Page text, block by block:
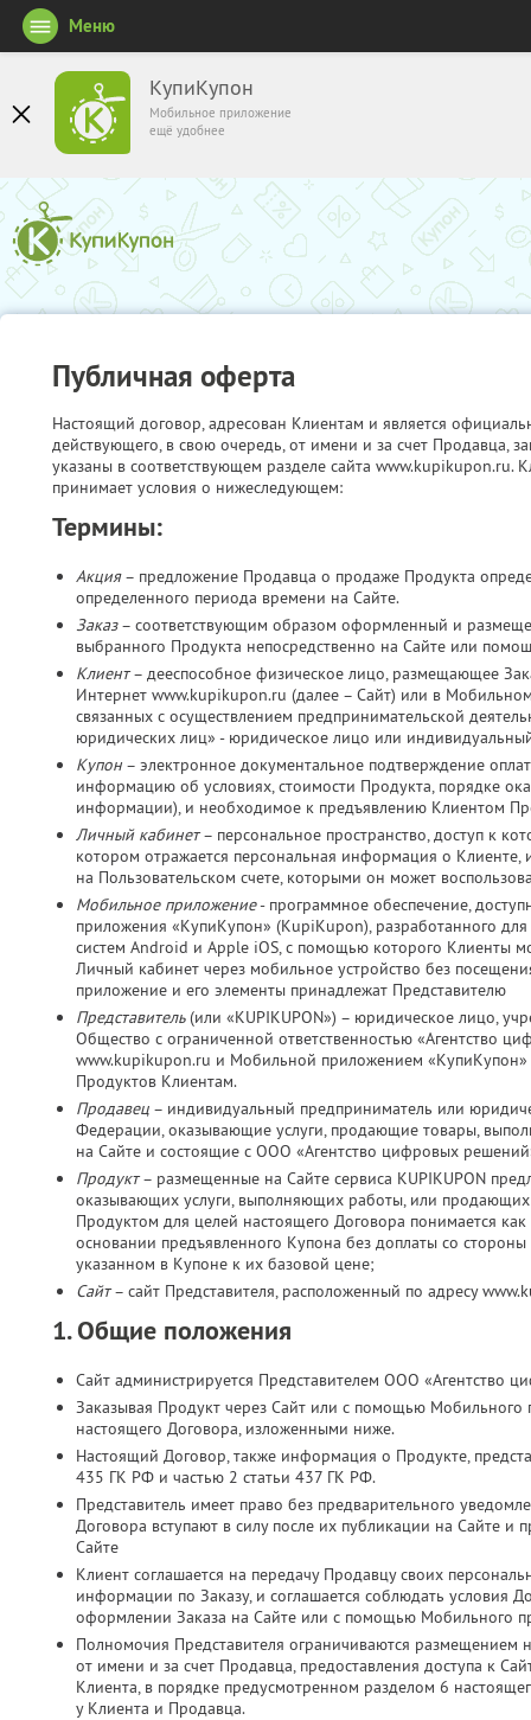
КупиКупон
Мобильное приложение
ещё удобнее
Меню
Публичная оферта
Настоящий договор, адресован Клиентам и является
действующего, в свою очередь, от имени и за счет Продавца,
указаны в соответствующем разделе сайта www.kupikupon.ru.
принимает условия о нижеследующем:
Термины:
Акция– предложение Продавца о продаже Продукта
определенного периода времени на Сайте.
Заказ– соответствующим образом оформленный и
выбранного Продукта непосредственно на Сайте или
Клиент– дееспособное физическое лицо, размещающее
Интернет www.kupikupon.ru (далее – Сайт) или в
связанных с осуществлением предпринимательской
юридических лиц» - юридическое лицо или
Купон – электронное документальное подтверждение
информацию об условиях, стоимости Продукта, порядке
информации), и необходимое к предъявлению Клиентом
Личный кабинет– персональное пространство, доступ к
котором отражается персональная информация о Клиенте,
на Пользовательском счете, которыми он может
Мобильное приложение- программное обеспечение,
приложения «КупиКупон» (KupiKupon), разработанного
систем Android и Apple iOS, с помощью которого Клиенты
Личный кабинет через мобильное устройство без
приложение и его элементы принадлежат Представителю
Представитель(или «KUPIKUPON») – юридическое лицо,
Общество с ограниченной ответственностью «Агентство
www.kupikupon.ru и Мобильной приложением
Продуктов Клиентам.
Продавец – индивидуальный предприниматель или
Федерации, оказывающие услуги, продающие товары,
на Сайте и состоящие с ООО «Агентство цифровых
Продукт– размещенные на Сайте сервиса KUPIKUPON
оказывающих услуги, выполняющих работы, или
Продуктом для целей настоящего Договора понимается
основании предъявленного Купона без доплаты со
указанном в Купоне к их базовой цене;
Сайт– сайт Представителя, расположенный по адресу
1. Общие положения
Сайт администрируется Представителем ООО «Агентство
Заказывая Продукт через Сайт или с помощью Мобильного
настоящего Договора, изложенными ниже.
Настоящий Договор, также информация о Продукте,
435 ГК РФ и частью 2 статьи 437 ГК РФ.
Представитель имеет право без предварительного
Договора вступают в силу после их публикации на Сайте
Сайте
Клиент соглашается на передачу Продавцу своих
информации по Заказу, и соглашается соблюдать условия
оформлении Заказа на Сайте или с помощью Мобильного
Полномочия Представителя ограничиваются
от имени и за счет Продавца, предоставления доступа к
Клиента, в порядке предусмотренном разделом 6
у Клиента и Продавца.